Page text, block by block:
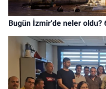
Bugün İzmir’de neler